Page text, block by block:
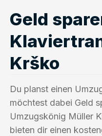
Geld
Krško
Du planst einen
möchtest dabei Geld
Umzugskönig Müller
bieten dir einen